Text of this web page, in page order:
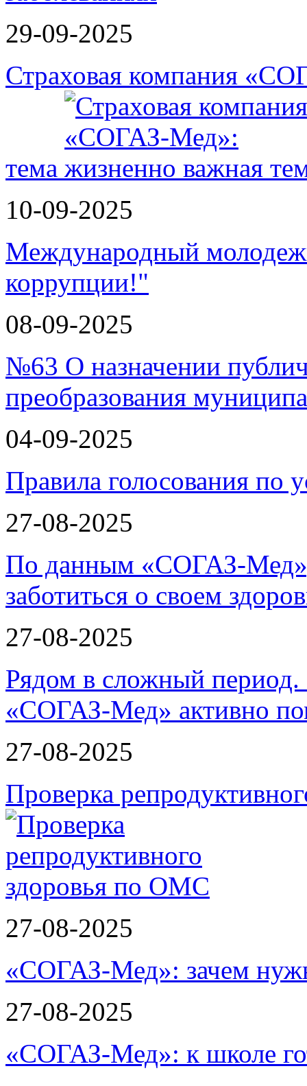
29-09-2025
Страховая компания
тема
10-09-2025
Международный
коррупции!"
08-09-2025
№63 О назначении
преобразования
04-09-2025
Правила голосования по
27-08-2025
По данным «СОГАЗ-
заботиться о своем
27-08-2025
Рядом в сложный период.
«СОГАЗ-Мед» активно
27-08-2025
Проверка
27-08-2025
«СОГАЗ-Мед»: зачем
27-08-2025
«СОГАЗ-Мед»: к школе